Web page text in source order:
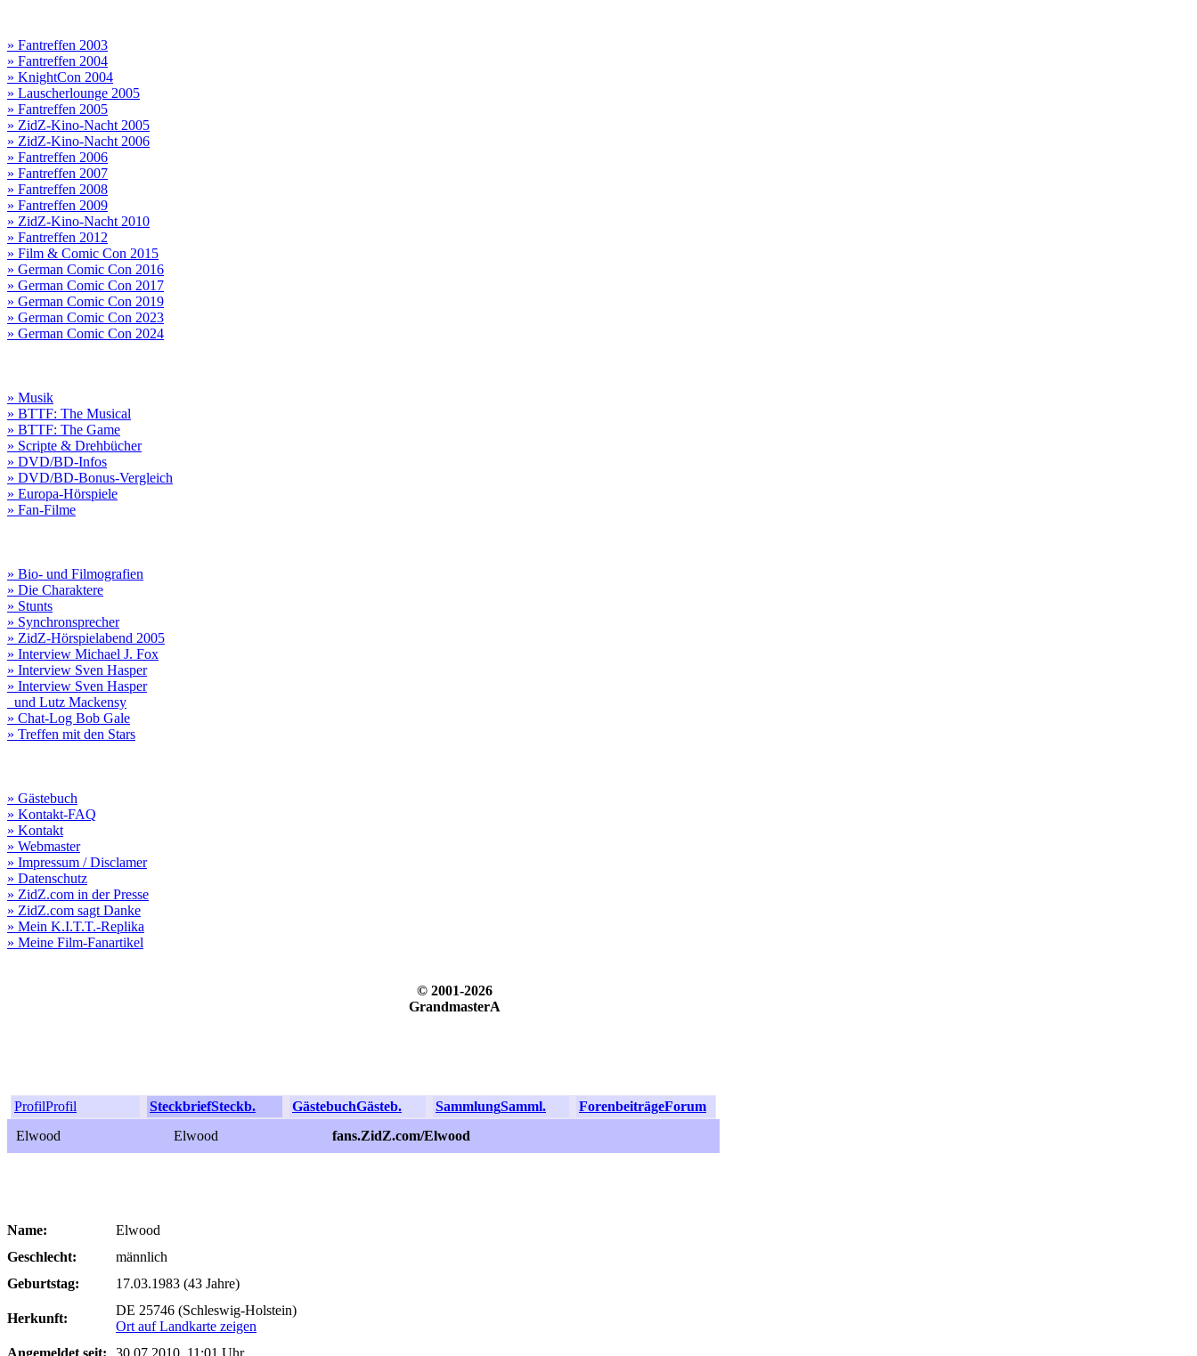
» Fantreffen 2003
» Fantreffen 2004
» KnightCon 2004
» Lauscherlounge 2005
» Fantreffen 2005
» ZidZ-Kino-Nacht 2005
» ZidZ-Kino-Nacht 2006
» Fantreffen 2006
» Fantreffen 2007
» Fantreffen 2008
» Fantreffen 2009
» ZidZ-Kino-Nacht 2010
» Fantreffen 2012
» Film & Comic Con 2015
» German Comic Con 2016
» German Comic Con 2017
» German Comic Con 2019
» German Comic Con 2023
» German Comic Con 2024
» Musik
» BTTF: The Musical
» BTTF: The Game
» Scripte & Drehbücher
» DVD/BD-Infos
» DVD/BD-Bonus-Vergleich
» Europa-Hörspiele
» Fan-Filme
» Bio- und Filmografien
» Die Charaktere
» Stunts
» Synchronsprecher
» ZidZ-Hörspielabend 2005
» Interview Michael J. Fox
» Interview Sven Hasper
» Interview Sven Hasper
und Lutz Mackensy
» Chat-Log Bob Gale
» Treffen mit den Stars
» Gästebuch
» Kontakt-FAQ
» Kontakt
» Webmaster
» Impressum / Disclamer
» Datenschutz
» ZidZ.com in der Presse
» ZidZ.com sagt Danke
» Mein K.I.T.T.-Replika
» Meine Film-Fanartikel
© 2001-2026
GrandmasterA
ProfilProfil SteckbriefSteckb. GästebuchGästeb. SammlungSamml. ForenbeiträgeForum
Elwood
Elwood fans.ZidZ.com/Elwood
Name:
Elwood
Geschlecht:
männlich
Geburtstag:
17.03.1983 (43 Jahre)
Herkunft:
DE 25746 (Schleswig-Holstein)
Ort auf Landkarte zeigen
Angemeldet seit:
30.07.2010, 11:01 Uhr